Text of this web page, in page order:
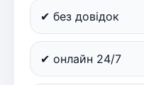
✔ без довідок
✔ онлайн 24/7